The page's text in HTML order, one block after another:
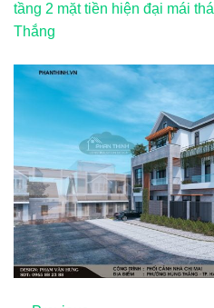
tầng 2 mặt tiền hiện đại mái
Thắng